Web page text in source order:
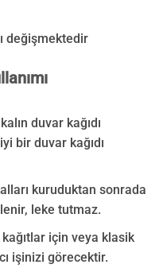
değişmektedir
duvar kağıdı
bir duvar kağıdı
kuruduktan sonrada
leke tutmaz.
için veya klasik
işinizi görecektir.